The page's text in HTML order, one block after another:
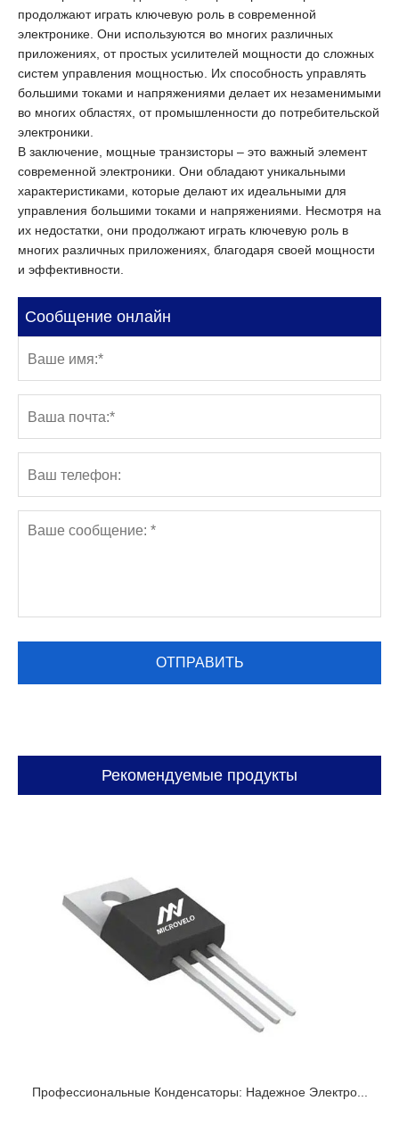
продолжают играть ключевую роль в современной
электронике. Они используются во многих различных
приложениях, от простых усилителей мощности до сложных
систем управления мощностью. Их способность управлять
большими токами и напряжениями делает их незаменимыми
во многих областях, от промышленности до потребительской
электроники.
В заключение, мощные транзисторы – это важный элемент
современной электроники. Они обладают уникальными
характеристиками, которые делают их идеальными для
управления большими токами и напряжениями. Несмотря на
их недостатки, они продолжают играть ключевую роль в
многих различных приложениях, благодаря своей мощности
и эффективности.
Сообщение онлайн
Рекомендуемые продукты
Профессиональные Конденсаторы: Надежное Электро...